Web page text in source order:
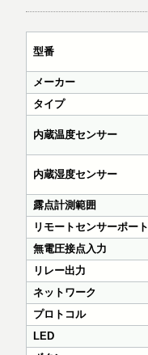
型番
メーカー
タイプ
内蔵温度センサー
内蔵湿度センサー
露点計測範囲
リモートセンサーポート
無電圧接点入力
リレー出力
ネットワーク
プロトコル
LED